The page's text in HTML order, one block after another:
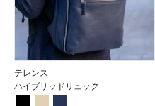
テレンス
ハイブリッドリュック